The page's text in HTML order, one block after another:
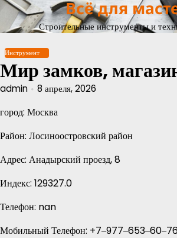
Перейти
содержимому
Всё для
Строительные инструменты и
Инструмент
Мир замков,
admin 8 апреля, 2026
город: Москва
Район: Лосиноостровский район
Адрес: Анадырский проезд, 8
Индекс: 129327.0
Телефон: nan
Мобильный Телефон: